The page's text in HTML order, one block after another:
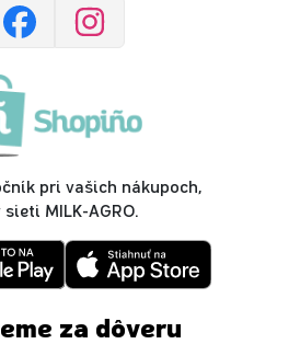
pri vašich nákupoch,
sieti MILK-AGRO.
za dôveru